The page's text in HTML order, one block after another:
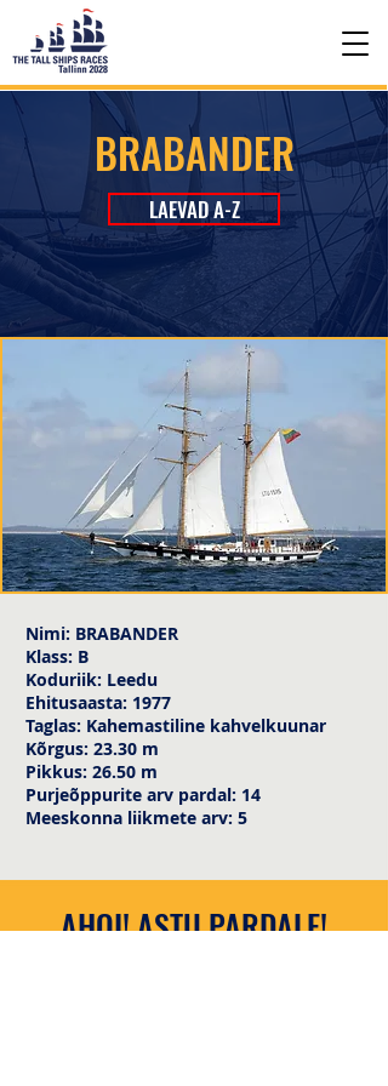
BRABANDER
LAEVAD A-Z
Nimi: BRABANDER
Klass: B
Koduriik: Leedu
Ehitusaasta: 1977
Taglas: Kahemastiline kahvelkuunar
Kõrgus: 23.30 m
Pikkus: 26.50 m
Purjeõppurite arv pardal: 14
Meeskonna liikmete arv: 5
AHOI! ASTU PARDALE!